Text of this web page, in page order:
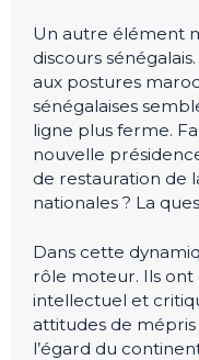
Un autre élément
discours
aux postures
sénégalaises
ligne plus ferme.
nouvelle
de restauration de
nationales ? La
Dans cette
rôle moteur. Ils ont
intellectuel et
attitudes de
l’égard du